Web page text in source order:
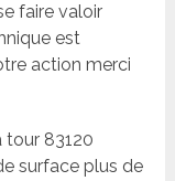
faire valoir
est
action merci
tour 83120
surface plus de